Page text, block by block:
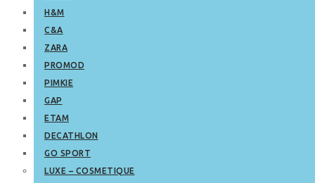
H&M
C&A
ZARA
PROMOD
PIMKIE
GAP
ETAM
DECATHLON
GO SPORT
LUXE – COSMETIQUE